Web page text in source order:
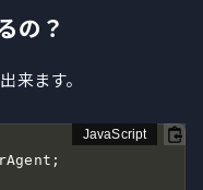
の？
来ます。
;